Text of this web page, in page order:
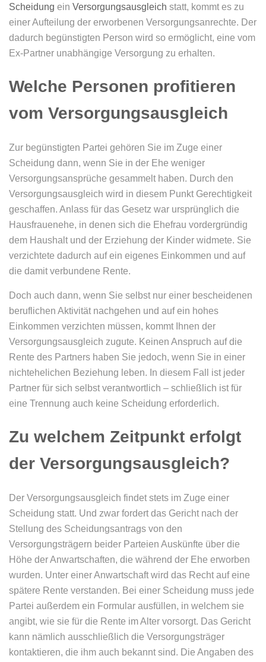
Scheidung ein Versorgungsausgleich statt, kommt es zu
einer Aufteilung der erworbenen Versorgungsanrechte. Der
dadurch begünstigten Person wird so ermöglicht, eine vom
Ex-Partner unabhängige Versorgung zu erhalten.
Welche Personen profitieren
vom Versorgungsausgleich
Zur begünstigten Partei gehören Sie im Zuge einer
Scheidung dann, wenn Sie in der Ehe weniger
Versorgungsansprüche gesammelt haben. Durch den
Versorgungsausgleich wird in diesem Punkt Gerechtigkeit
geschaffen. Anlass für das Gesetz war ursprünglich die
Hausfrauenehe, in denen sich die Ehefrau vordergründig
dem Haushalt und der Erziehung der Kinder widmete. Sie
verzichtete dadurch auf ein eigenes Einkommen und auf
die damit verbundene Rente.
Doch auch dann, wenn Sie selbst nur einer bescheidenen
beruflichen Aktivität nachgehen und auf ein hohes
Einkommen verzichten müssen, kommt Ihnen der
Versorgungsausgleich zugute. Keinen Anspruch auf die
Rente des Partners haben Sie jedoch, wenn Sie in einer
nichtehelichen Beziehung leben. In diesem Fall ist jeder
Partner für sich selbst verantwortlich – schließlich ist für
eine Trennung auch keine Scheidung erforderlich.
Zu welchem Zeitpunkt erfolgt
der Versorgungsausgleich?
Der Versorgungsausgleich findet stets im Zuge einer
Scheidung statt. Und zwar fordert das Gericht nach der
Stellung des Scheidungsantrags von den
Versorgungsträgern beider Parteien Auskünfte über die
Höhe der Anwartschaften, die während der Ehe erworben
wurden. Unter einer Anwartschaft wird das Recht auf eine
spätere Rente verstanden. Bei einer Scheidung muss jede
Partei außerdem ein Formular ausfüllen, in welchem sie
angibt, wie sie für die Rente im Alter vorsorgt. Das Gericht
kann nämlich ausschließlich die Versorgungsträger
kontaktieren, die ihm auch bekannt sind. Die Angaben des